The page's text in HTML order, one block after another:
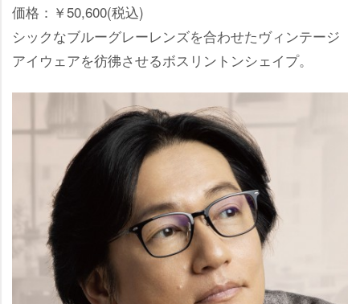
価格：￥50,600(税込)
シックなブルーグレーレンズを合わせたヴィンテージ
アイウェアを彷彿させるボスリントンシェイプ。